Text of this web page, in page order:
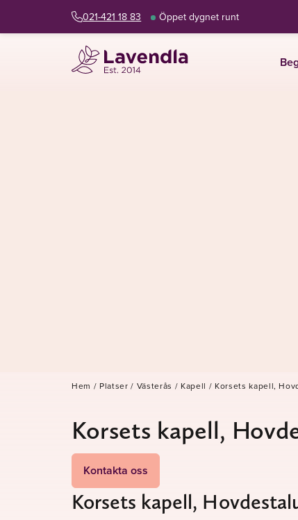
021-421 18 83 Öppet dygnet runt
Hem / Platser / Västerås / Kapell / Korsets kapell,
Korsets kapell,
Kontakta oss
Korsets kapell,